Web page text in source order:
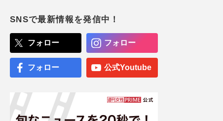
SNSで最新情報を発信中！
フォロー フォロー
フォロー 公式Youtube